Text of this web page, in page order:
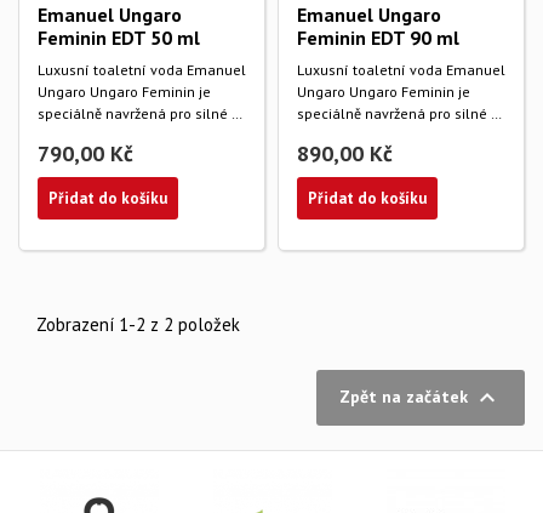
Emanuel Ungaro
Feminin EDT 50 ml
Luxusní toaletní voda Emanuel
Ungaro Ungaro Feminin je
speciálně navržená pro silné a
790,00 Kč
Přidat do košíku
Emanuel Ungaro
Feminin EDT 90 ml
Luxusní toaletní voda Emanuel
Ungaro Ungaro Feminin je
speciálně navržená pro silné a
890,00 Kč
Přidat do košíku
Zobrazení 1-2 z 2 položek
Zpět na začátek 